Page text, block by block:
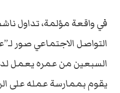
في واقعة مؤلمة، تداول
التواصل الاجتماعي صور
السبعين من عمره يعمل
يقوم بممارسة عمله على